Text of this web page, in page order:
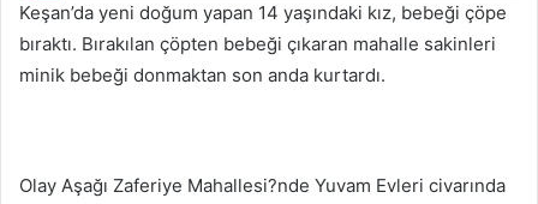
Keşan’da yeni doğum yapan 14 yaşındaki kız, bebeği çöpe
bıraktı. Bırakılan çöpten bebeği çıkaran mahalle sakinleri
minik bebeği donmaktan son anda kurtardı.
Olay Aşağı Zaferiye Mahallesi?nde Yuvam Evleri civarında